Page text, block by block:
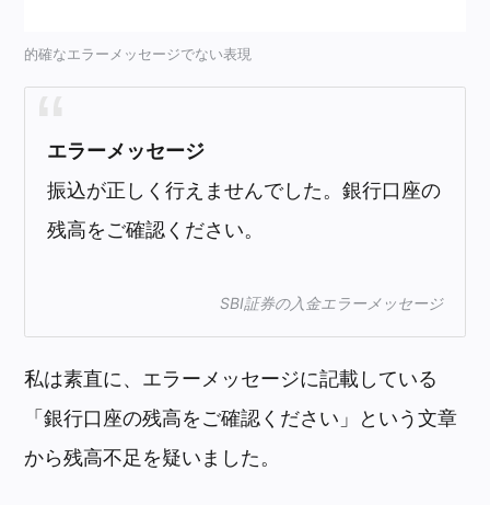
的確なエラーメッセージでない表現
エラーメッセージ
振込が正しく行えませんでした。銀行口座の
残高をご確認ください。
SBI証券の入金エラーメッセージ
私は素直に、エラーメッセージに記載している
「銀行口座の残高をご確認ください」という文章
から残高不足を疑いました。